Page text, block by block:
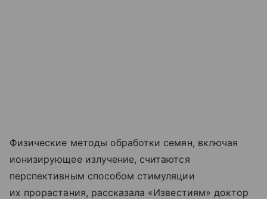
Физические методы обработки семян, включая
ионизирующее излучение, считаются
перспективным способом стимуляции
их прорастания, рассказала «Известиям» доктор